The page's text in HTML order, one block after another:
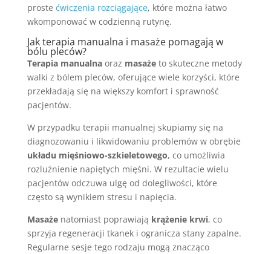
proste ćwiczenia rozciągające, które można łatwo
wkomponować w codzienną rutynę.
Jak terapia manualna i masaże pomagają w
bólu pleców?
Terapia manualnaoraz masażeto skuteczne metody
walki z bólem pleców, oferujące wiele korzyści, które
przekładają się na większy komfort i sprawność
pacjentów.
W przypadku terapii manualnej skupiamy się na
diagnozowaniu i likwidowaniu problemów w obrębie
układu mięśniowo-szkieletowego, co umożliwia
rozluźnienie napiętych mięśni. W rezultacie wielu
pacjentów odczuwa ulgę od dolegliwości, które
często są wynikiem stresu i napięcia.
Masażenatomiast poprawiają krążenie krwi, co
sprzyja regeneracji tkanek i ogranicza stany zapalne.
Regularne sesje tego rodzaju mogą znacząco